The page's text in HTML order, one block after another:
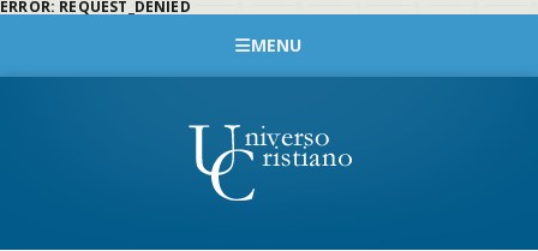
ERROR: REQUEST_DENIED
MENU